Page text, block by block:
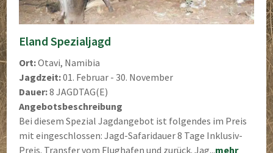
Eland Spezialjagd
Ort:Otavi, Namibia
Jagdzeit:01. Februar - 30. November
Dauer:8 JAGDTAG(E)
Angebotsbeschreibung
Bei diesem Spezial Jagdangebot ist folgendes im Preis
mit eingeschlossen: Jagd-Safaridauer 8 Tage Inklusiv-
Preis. Transfer vom Flughafen und zurück. Jag...mehr